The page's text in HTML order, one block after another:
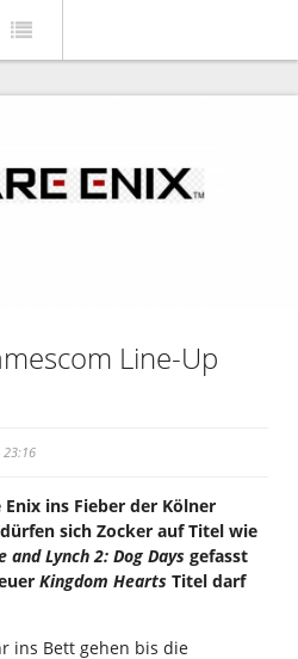
Line-Up
23:16
ins Fieber der Kölner
sich Zocker auf Titel wie
and Lynch 2: Dog Days gefasst
Kingdom Hearts Titel darf
ins Bett gehen bis die